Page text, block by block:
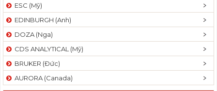
ESC (Mỹ)
EDINBURGH (Anh)
DOZA (Nga)
CDS ANALYTICAL (Mỹ)
BRUKER (Đức)
AURORA (Canada)